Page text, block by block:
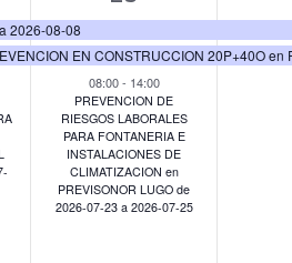
2026-08-08
eventos,
08:00- 14:00
PREVENCION DE
RIESGOS LABORALES
PARA FONTANERIA E
INSTALACIONES DE
CLIMATIZACION en
PREVISONOR LUGO de
2026-07-23 a 2026-07-25